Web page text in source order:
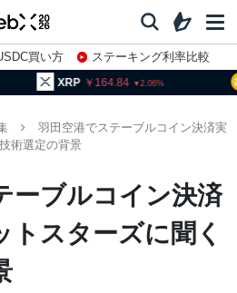
買い方
ステーキング利率比較
164.84 2.06
羽田空港でステーブルコイン決済実
術選定の背景
ーブルコイン決済
トスターズに聞く